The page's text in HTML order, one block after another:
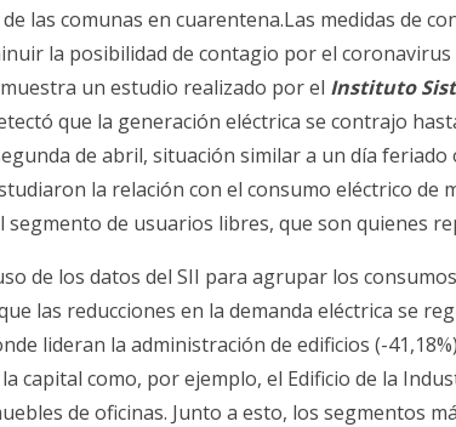
las comunas en cuarentena.Las medidas de
la posibilidad de contagio por el
un estudio realizado por el Instituto
que la generación eléctrica se contrajo
de abril, situación similar a un día
la relación con el consumo eléctrico de
de usuarios libres, que son quienes
de los datos del SII para agrupar los
las reducciones en la demanda eléctrica se
lideran la administración de edificios (-
capital como, por ejemplo, el Edificio de la
de oficinas. Junto a esto, los segmentos